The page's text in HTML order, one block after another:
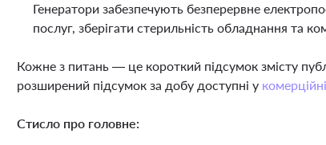
Генератори забезпечують безперервне
послуг, зберігати стерильність обладнання та
Кожне з питань — це короткий підсумок змісту
розширений підсумок за добу доступні у
Стисло про головне: